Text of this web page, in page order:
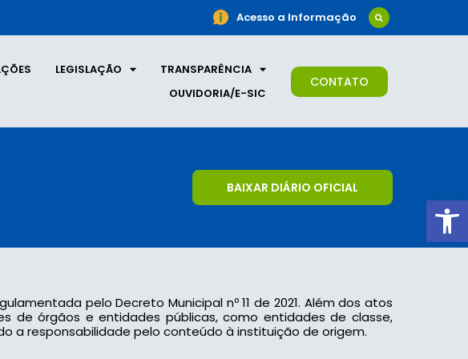
Acesso a Informação
LEGISLAÇÃO
TRANSPARÊNCIA
OUVIDORIA/E-SIC
CONTATO
BAIXAR DIÁRIO OFICIAL
pelo Decreto Municipal nº 11 de 2021. Além dos atos
de órgãos e entidades públicas, como entidades de classe,
a responsabilidade pelo conteúdo à instituição de origem.